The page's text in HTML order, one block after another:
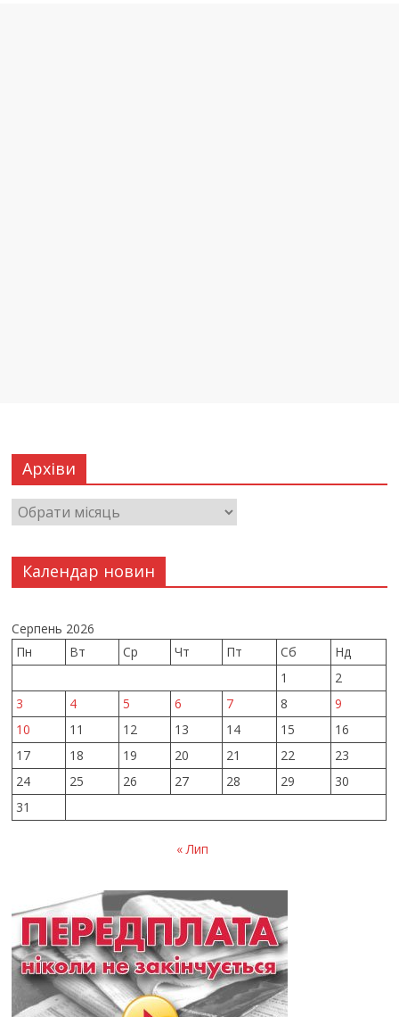
Архіви
Календар новин
Серпень 2026
Пн
Вт Ср Чт Пт Сб
Нд
1
2
3
4 5 6 7 8
9
10
11 12 13 14 15
16
17
18 19 20 21 22
23
24
25 26 27 28 29
30
31
« Лип